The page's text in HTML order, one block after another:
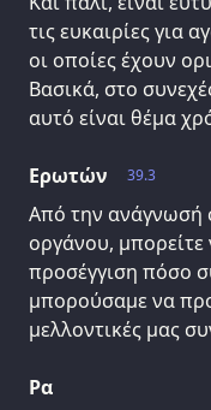
τις ευκαιρίες για
οι οποίες έχουν
Βασικά, στο
αυτό είναι θέμα
39.3
Ερωτών
Από την ανάγνωσή
οργάνου,
προσέγγιση πόσο
μπορούσαμε να
μελλοντικές μας
Ρα